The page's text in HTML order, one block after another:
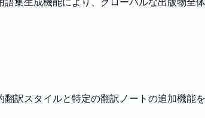
訳スタイルと特定の翻訳ノートの追加機